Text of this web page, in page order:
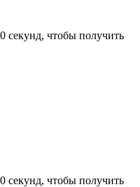
секунд, чтобы получить
секунд, чтобы получить